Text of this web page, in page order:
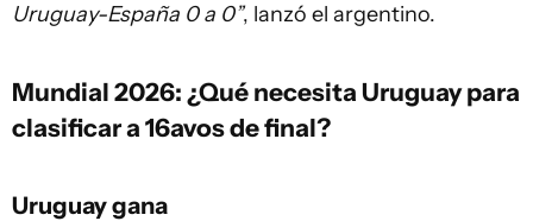
Uruguay-España 0 a 0”, lanzó el argentino.
Mundial 2026: ¿Qué necesita Uruguay para
clasificar a 16avos de final?
Uruguay gana